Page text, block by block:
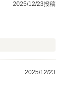
2025/12/23投稿
2025/12/23